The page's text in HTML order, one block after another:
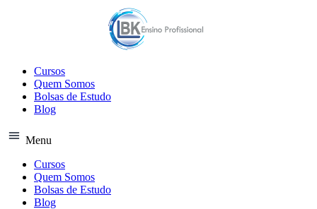
Cursos
Quem Somos
Bolsas de Estudo
Blog
Menu
Cursos
Quem Somos
Bolsas de Estudo
Blog